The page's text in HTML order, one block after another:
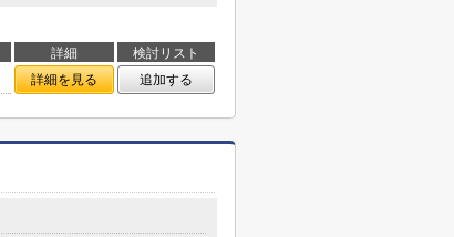
詳細
検討リスト
詳細を見る 追加する